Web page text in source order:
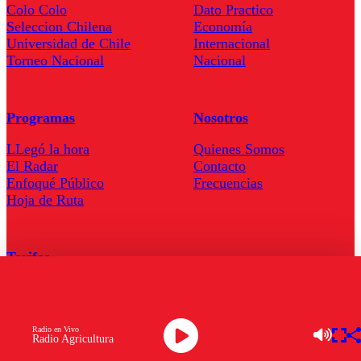
Radio Agricultura
Radio en Vivo
Colo Colo
Seleccion Chilena
Universidad de Chile
Torneo Nacional
Dato Practico
Economía
Internacional
Nacional
Programas
LLegó la hora
El Radar
Enfoqué Público
Hoja de Ruta
Nosotros
Quienes Somos
Contacto
Frecuencias
Tarifas